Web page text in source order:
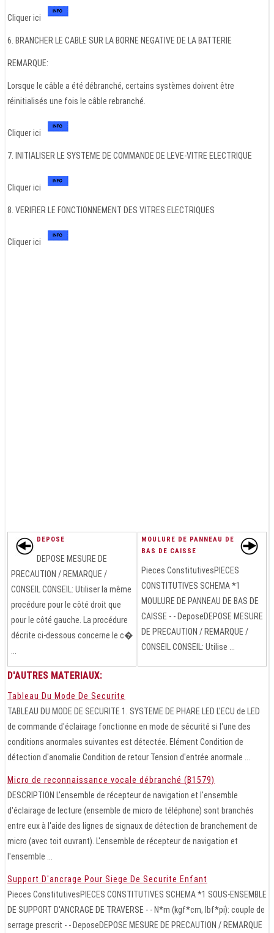
Cliquer ici
6. BRANCHER LE CABLE SUR LA BORNE NEGATIVE DE LA BATTERIE
REMARQUE:
Lorsque le câble a été débranché, certains systèmes doivent être
réinitialisés une fois le câble rebranché.
Cliquer ici
7. INITIALISER LE SYSTEME DE COMMANDE DE LEVE-VITRE ELECTRIQUE
Cliquer ici
8. VERIFIER LE FONCTIONNEMENT DES VITRES ELECTRIQUES
Cliquer ici
DEPOSE
DEPOSE MESURE DE
PRECAUTION / REMARQUE /
CONSEIL CONSEIL: Utiliser la même
procédure pour le côté droit que
pour le côté gauche. La procédure
décrite ci-dessous concerne le c�
MOULURE DE PANNEAU DE
BAS DE CAISSE
Pieces ConstitutivesPIECES
CONSTITUTIVES SCHEMA *1
MOULURE DE PANNEAU DE BAS DE
CAISSE - - DeposeDEPOSE MESURE
DE PRECAUTION / REMARQUE /
CONSEIL CONSEIL: Utilise ...
D'AUTRES MATERIAUX:
Tableau Du Mode De Securite
TABLEAU DU MODE DE SECURITE 1. SYSTEME DE PHARE LED L'ECU de LED
de commande d'éclairage fonctionne en mode de sécurité si l'une des
conditions anormales suivantes est détectée. Elément Condition de
détection d'anomalie Condition de retour Tension d'entrée anormale ...
Micro de reconnaissance vocale débranché (B1579)
DESCRIPTION L'ensemble de récepteur de navigation et l'ensemble
d'éclairage de lecture (ensemble de micro de téléphone) sont branchés
entre eux à l'aide des lignes de signaux de détection de branchement de
micro (avec toit ouvrant). L'ensemble de récepteur de navigation et
l'ensemble ...
Support D'ancrage Pour Siege De Securite Enfant
Pieces ConstitutivesPIECES CONSTITUTIVES SCHEMA *1 SOUS-ENSEMBLE
DE SUPPORT D'ANCRAGE DE TRAVERSE - - N*m (kgf*cm, lbf*pi): couple de
serrage prescrit - - DeposeDEPOSE MESURE DE PRECAUTION / REMARQUE